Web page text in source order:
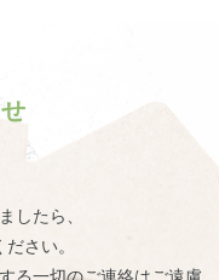
したら、
さい。
る一切のご連絡はご遠慮